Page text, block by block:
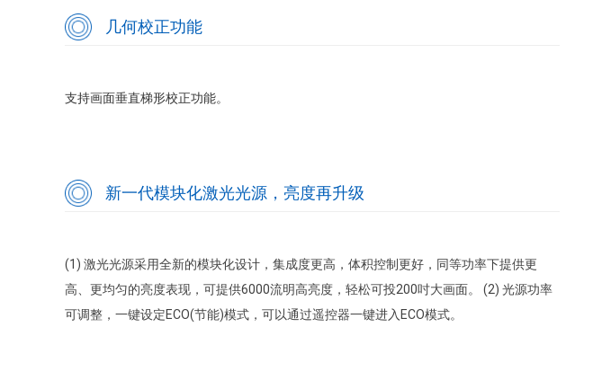
几何校正功能
支持画面垂直梯形校正功能。
新一代模块化激光光源，亮度再升级
(1) 激光光源采用全新的模块化设计，集成度更高，体积控制更好，同等功率下提供更
高、更均匀的亮度表现，可提供6000流明高亮度，轻松可投200吋大画面。 (2) 光源功率
可调整，一键设定ECO(节能)模式，可以通过遥控器一键进入ECO模式。